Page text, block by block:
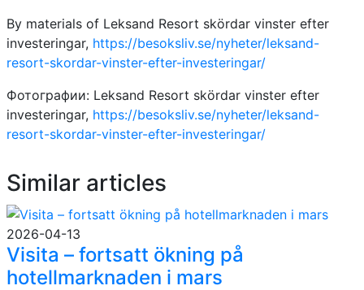
By materials of Leksand Resort skördar vinster efter
investeringar, https://besoksliv.se/nyheter/leksand-
resort-skordar-vinster-efter-investeringar/
Фотографии: Leksand Resort skördar vinster efter
investeringar, https://besoksliv.se/nyheter/leksand-
resort-skordar-vinster-efter-investeringar/
Similar articles
2026-04-13
Visita – fortsatt ökning på
hotellmarknaden i mars